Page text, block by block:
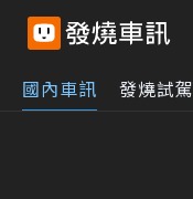
國內車訊 發燒試駕